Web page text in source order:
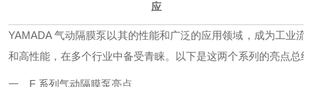
应
YAMADA 气动隔膜泵以其的性能和广泛的应用领域，成为工业
和高性能，在多个行业中备受青睐。以下是这两个系列的亮点总
一、F 系列气动隔膜泵亮点